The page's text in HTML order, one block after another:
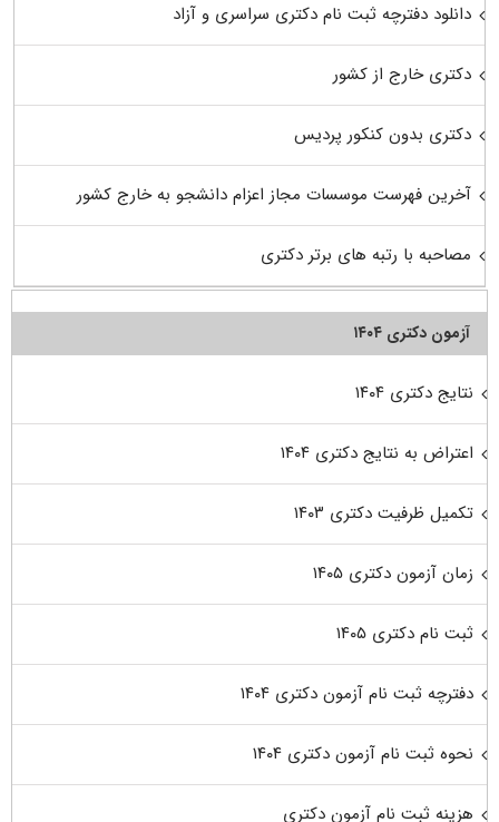
دانلود دفترچه ثبت نام دکتری سراسری و آزاد
دکتری خارج از کشور
دکتری بدون کنکور پردیس
آخرین فهرست موسسات مجاز اعزام دانشجو به خارج کشور
مصاحبه با رتبه های برتر دکتری
آزمون دکتری ۱۴۰۴
نتایج دکتری ۱۴۰۴
اعتراض به نتایج دکتری ۱۴۰۴
تکمیل ظرفیت دکتری ۱۴۰۳
زمان آزمون دکتری ۱۴۰۵
ثبت نام دکتری ۱۴۰۵
دفترچه ثبت نام آزمون دکتری ۱۴۰۴
نحوه ثبت نام آزمون دکتری ۱۴۰۴
هزینه ثبت نام آزمون دکتری